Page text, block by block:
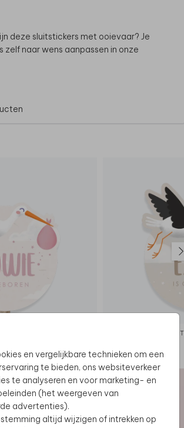
en vergelijkbare technieken om een
te bieden, ons websiteverkeer
te analyseren en voor marketing- en
(het weergeven van
advertenties).
altijd wijzigen of intrekken op
deze sluitstickers met ooievaar? Je
zelf naar wens aanpassen in onze
set